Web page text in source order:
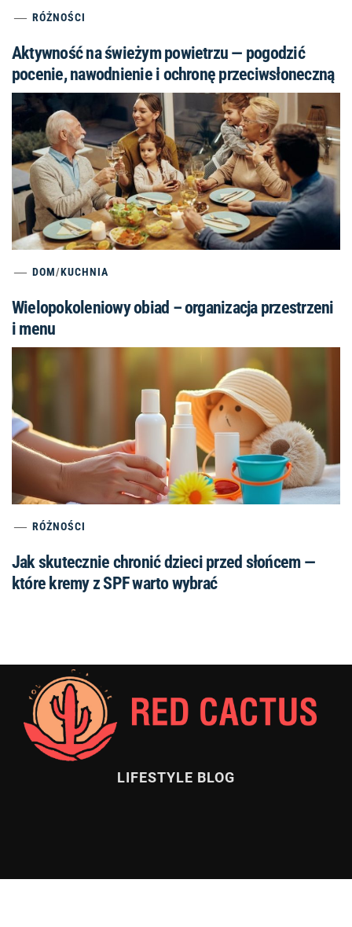
RÓŻNOŚCI
Aktywność na świeżym powietrzu — pogodzić
pocenie, nawodnienie i ochronę przeciwsłoneczną
DOM/KUCHNIA
Wielopokoleniowy obiad – organizacja przestrzeni
i menu
RÓŻNOŚCI
Jak skutecznie chronić dzieci przed słońcem —
które kremy z SPF warto wybrać
LIFESTYLE BLOG